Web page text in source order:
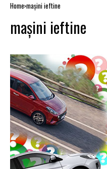
Home maşini ieftine
maşini ieftine